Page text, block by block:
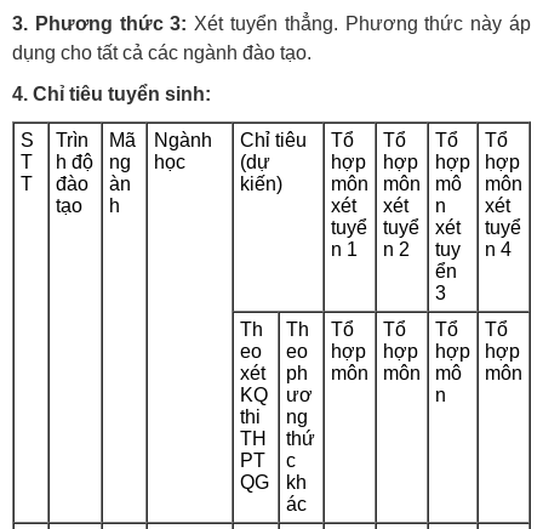
3. Phương thức 3: Xét tuyển thẳng. Phương thức này áp
dụng cho tất cả các ngành đào tạo.
4. Chỉ tiêu tuyển sinh:
S
T
T
Trìn
h độ
đào
tạo
Mã
ng
àn
h
Ngành
học
Chỉ tiêu
(dự
kiến)
Tổ
hợp
môn
xét
tuyể
n 1
Tổ
hợp
môn
xét
tuyể
n 2
Tổ
hợp
mô
n
xét
tuy
ển
3
Tổ
hợp
môn
xét
tuyể
n 4
Th
eo
xét
KQ
thi
TH
PT
QG
Th
eo
ph
ươ
ng
thứ
c
kh
ác
Tổ
hợp
môn
Tổ
hợp
môn
Tổ
hợp
mô
n
Tổ
hợp
môn